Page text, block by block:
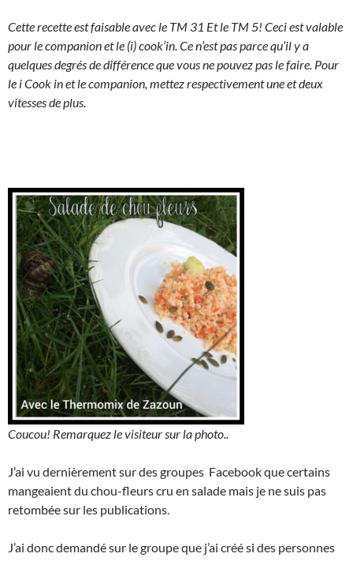
Cette recette est faisable avec le TM 31 Et le TM 5! Ceci est valable
pour le companion et le (i) cook’in. Ce n’est pas parce qu’il y a
quelques degrés de différence que vous ne pouvez pas le faire. Pour
le i Cook in et le companion, mettez respectivement une et deux
vitesses de plus.
Coucou! Remarquez le visiteur sur la photo..
J’ai vu dernièrement sur des groupes Facebook que certains
mangeaient du chou-fleurs cru en salade mais je ne suis pas
retombée sur les publications.
J’ai donc demandé sur le groupe que j’ai créé si des personnes